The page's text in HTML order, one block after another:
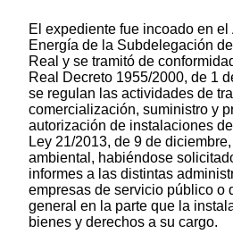
El expediente fue incoado en
Energía de la Subdelegación
Real y se tramitó de
Real Decreto 1955/2000, de 1
se regulan las actividades de
comercialización, suministro y
autorización de instalaciones
Ley 21/2013, de 9 de
ambiental, habiéndose
informes a las distintas
empresas de servicio público o
general en la parte que la
bienes y derechos a su cargo.